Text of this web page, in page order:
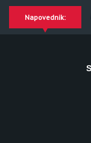
Napovednik:
Morywa
(HR)